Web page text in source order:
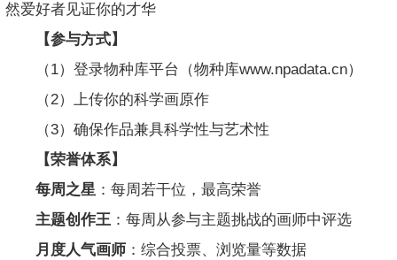
然爱好者见证你的才华
【参与方式】
（1）登录物种库平台（物种库www.npadata.cn）
（2）上传你的科学画原作
（3）确保作品兼具科学性与艺术性
【荣誉体系】
每周之星 ：每周若干位，最高荣誉
主题创作王 ：每周从参与主题挑战的画师中评选
月度人气画师 ：综合投票、浏览量等数据